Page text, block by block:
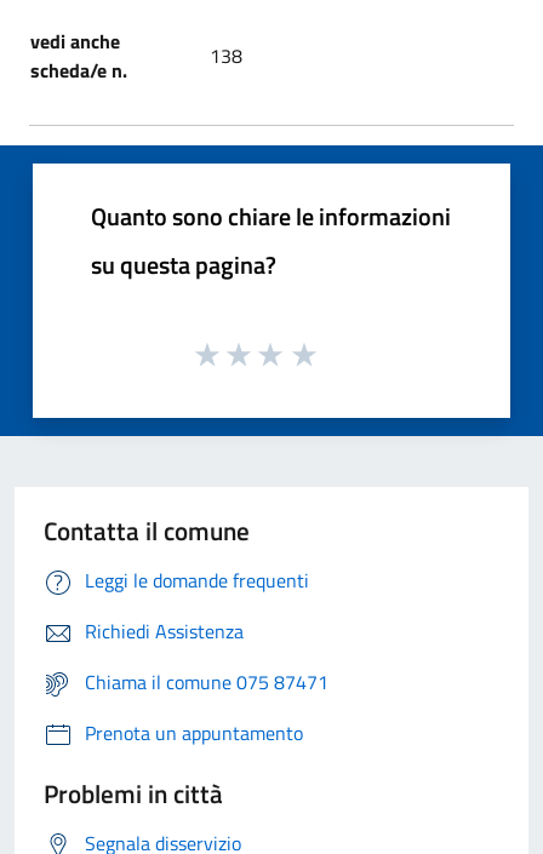
vedi anche
scheda/e n.
138
Quanto sono chiare le informazioni
su questa pagina?
Contatta il comune
Leggi le domande frequenti
Richiedi Assistenza
Chiama il comune 075 87471
Prenota un appuntamento
Problemi in città
Segnala disservizio